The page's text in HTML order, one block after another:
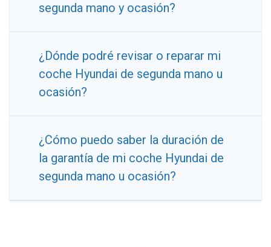
segunda mano y ocasión?
¿Dónde podré revisar o reparar mi
coche Hyundai de segunda mano u
ocasión?
¿Cómo puedo saber la duración de
la garantía de mi coche Hyundai de
segunda mano u ocasión?